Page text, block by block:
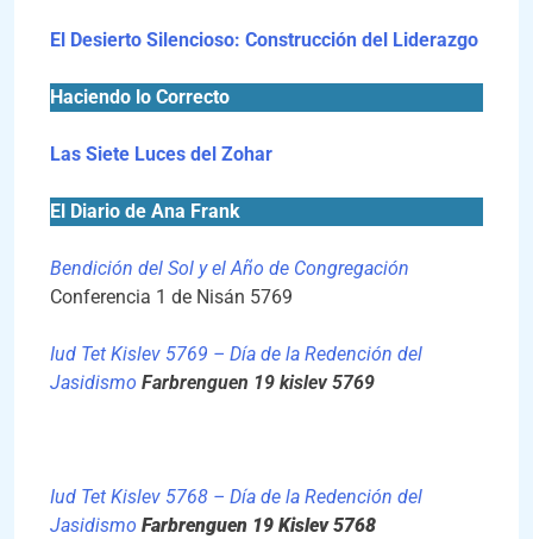
El Desierto Silencioso: Construcción del Liderazgo
Haciendo lo Correcto
Las Siete Luces del Zohar
El Diario de Ana Frank
Bendición del Sol y el Año de Congregación
Conferencia 1 de Nisán 5769
Iud Tet Kislev 5769 – Día de la Redención del
Jasidismo Farbrenguen 19 kislev 5769
Iud Tet Kislev 5768 – Día de la Redención del
Jasidismo Farbrenguen 19 Kislev 5768